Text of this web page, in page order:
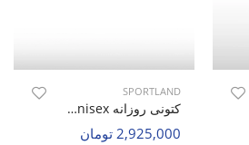
SPORTLAND
کتونی روزانه Unisex اسپورتلند Swift Walk U
2,925,000 تومان